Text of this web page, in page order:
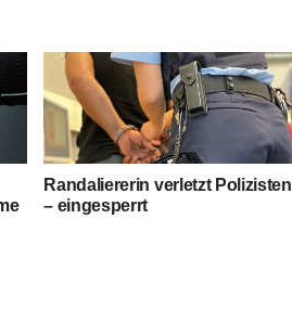
Randaliererin verletzt Polizisten
– eingesperrt